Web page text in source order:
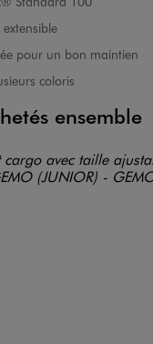
pour un bon maintien
coloris
ensemble